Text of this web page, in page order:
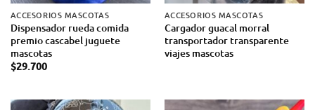
ACCESORIOS MASCOTAS
Dispensador rueda comida
premio cascabel juguete
mascotas
$29.700
ACCESORIOS MASCOTAS
Cargador guacal morral
transportador transparente
viajes mascotas